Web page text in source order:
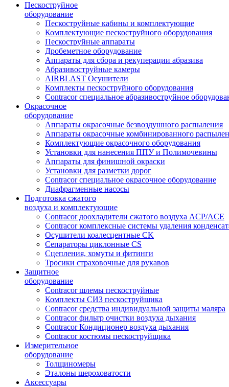
Пескоструйное
оборудование
Пескоструйные кабины и комплектующие
Комплектующие пескоструйного оборудования
Пескоструйные аппараты
Дробеметное оборудование
Аппараты для сбора и рекуперации абразива
Абразивоструйные камеры
AIRBLAST Осушители
Комплекты пескоструйного оборудования
Contracor специальное абразивоструйное
Окрасочное
оборудование
Аппараты окрасочные безвоздушного распыления
Аппараты окрасочные комбинированного
Комплектующие окрасочного оборудования
Установки для нанесения ППУ и Полимочевины
Аппараты для финишной окраски
Установки для разметки дорог
Contracor специальное окрасочное оборудование
Диафрагменные насосы
Подготовка сжатого
воздуха и комплектующие
Contracor доохладители сжатого воздуха ACP/ACE
Contracor комплексные системы удаления
Осушители коалесцентные CK
Сепараторы циклонные CS
Сцепления, хомуты и фитинги
Тросики страховочные для рукавов
Защитное
оборудование
Contracor шлемы пескоструйные
Комплекты СИЗ пескоструйщика
Contracor средства индивидуальной защиты маляра
Contracor фильтр очистки воздуха дыхания
Contracor Кондиционер воздуха дыхания
Contracor костюмы пескоструйщика
Измерительное
оборудование
Толщиномеры
Эталоны шероховатости
Аксессуары